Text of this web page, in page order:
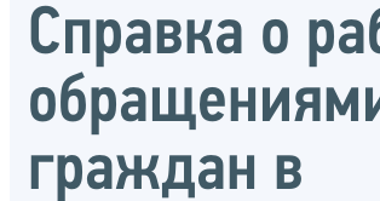
Справка о
граждан в